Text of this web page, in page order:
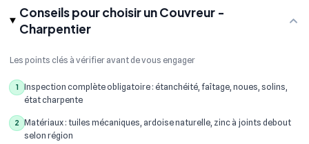
Conseils pour choisir un Couvreur -
Charpentier
Les points clés à vérifier avant de vous engager
1
Inspection complète obligatoire : étanchéité, faîtage, noues, solins,
état charpente
2
Matériaux : tuiles mécaniques, ardoise naturelle, zinc à joints debout
selon région